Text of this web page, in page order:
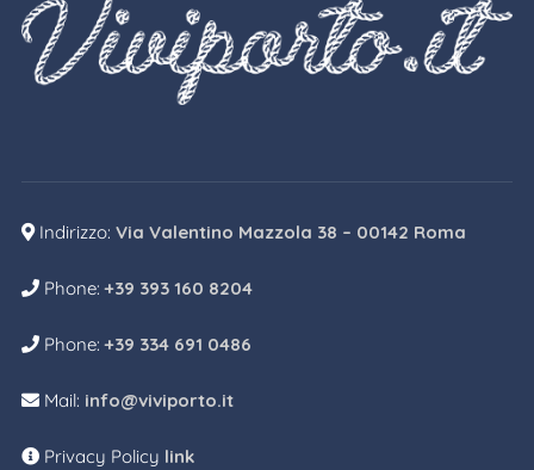
Indirizzo: Via Valentino Mazzola 38 – 00142 Roma
Phone:+39 393 160 8204
Phone:+39 334 691 0486
Mail: info@viviporto.it
Privacy Policy link